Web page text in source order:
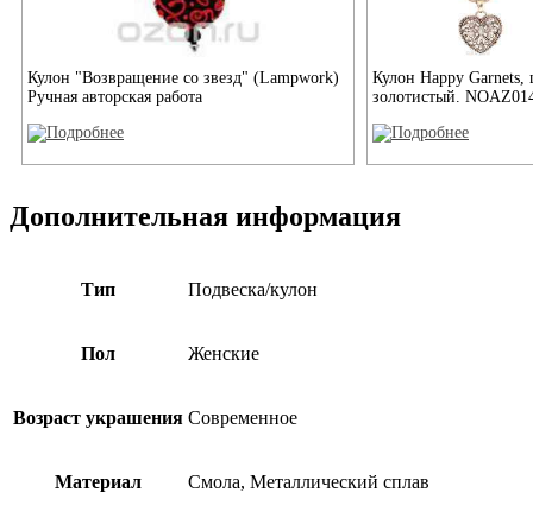
Кулон "Возвращение со звезд" (Lampwork)
Ручная авторская работа
Кулон Happy Garnets,
золотистый.
Дополнительная информация
Тип Подвеска/кулон
Пол Женские
Возраст украшения Современное
Материал Смола, Металлический сплав